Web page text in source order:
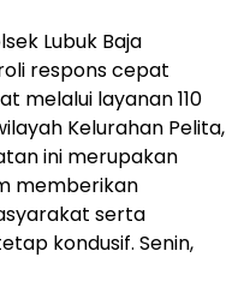
Lubuk Baja
respons cepat
melalui layanan 110
Kelurahan Pelita,
ini merupakan
memberikan
serta
kondusif. Senin,